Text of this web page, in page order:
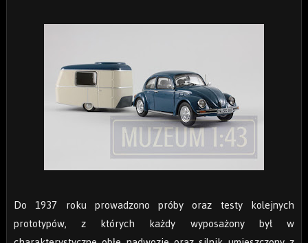
Do 1937 roku prowadzono próby oraz testy kolejnych
prototypów, z których każdy wyposażony był w